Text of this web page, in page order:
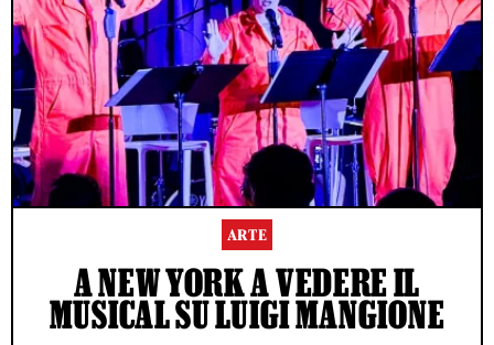
ARTE
A NEW YORK A VEDERE IL
MUSICAL SU LUIGI MANGIONE